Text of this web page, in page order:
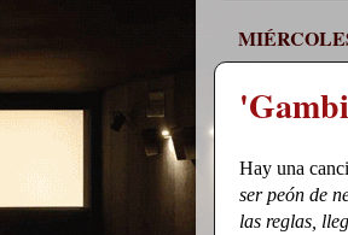
Hay una
ser peón de
las reglas,